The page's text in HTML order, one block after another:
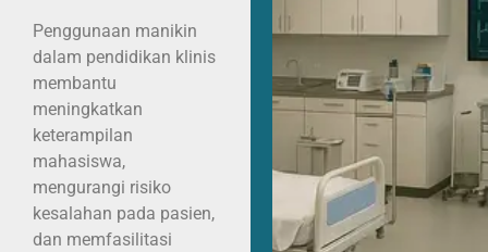
Penggunaan manikin
dalam pendidikan klinis
membantu
meningkatkan
keterampilan
mahasiswa,
mengurangi risiko
kesalahan pada pasien,
dan memfasilitasi